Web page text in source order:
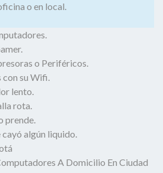
o en local.
o Periféricos.
con su Wifi.
lento.
rota.
prende.
algún liquido.
A Domicilio En Ciudad